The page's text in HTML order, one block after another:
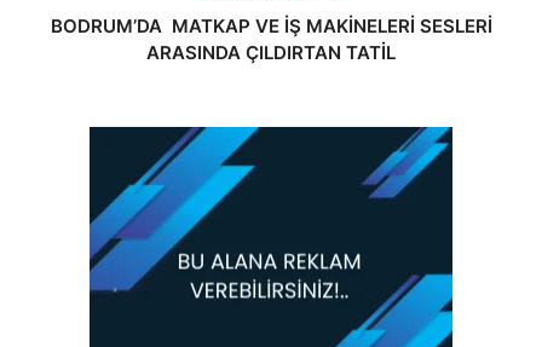
BODRUM’DA MATKAP VE İŞ MAKİNELERİ SESLERİ
ARASINDA ÇILDIRTAN TATİL